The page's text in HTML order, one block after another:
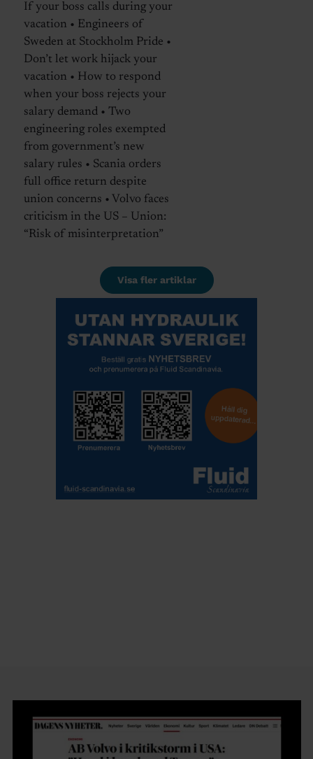
If your boss calls during your
vacation • Engineers of
Sweden at Stockholm Pride •
Don’t let work hijack your
vacation • How to respond
when your boss rejects your
salary demand • Two
engineering roles exempted
from government’s new
salary rules • Scania orders
full office return despite
union concerns • Volvo faces
criticism in the US – Union:
“Risk of misinterpretation”
Visa fler artiklar